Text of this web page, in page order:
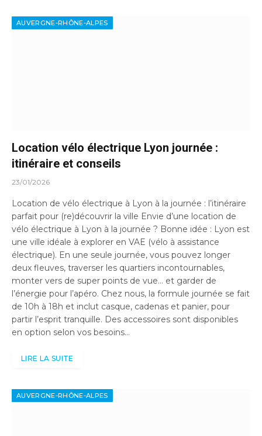
AUVERGNE-RHÔNE-ALPES
Location vélo électrique Lyon journée :
itinéraire et conseils
23/01/2026
Location de vélo électrique à Lyon à la journée : l’itinéraire
parfait pour (re)découvrir la ville Envie d’une location de
vélo électrique à Lyon à la journée ? Bonne idée : Lyon est
une ville idéale à explorer en VAE (vélo à assistance
électrique). En une seule journée, vous pouvez longer
deux fleuves, traverser les quartiers incontournables,
monter vers de super points de vue… et garder de
l’énergie pour l’apéro. Chez nous, la formule journée se fait
de 10h à 18h et inclut casque, cadenas et panier, pour
partir l’esprit tranquille. Des accessoires sont disponibles
en option selon vos besoins…
LIRE LA SUITE
AUVERGNE-RHÔNE-ALPES